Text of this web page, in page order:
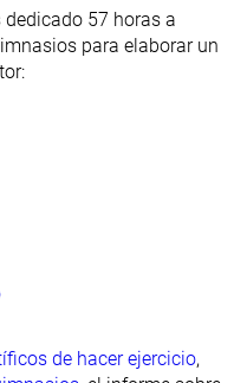
dedicado 57 horas a
para elaborar un
de hacer ejercicio,